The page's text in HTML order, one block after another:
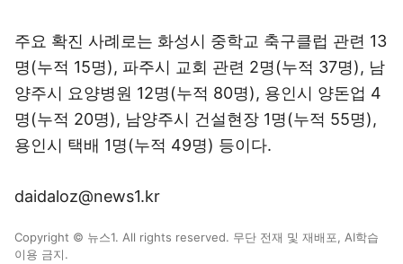
주요 확진 사례로는 화성시 중학교 축구클럽 관련 13
명(누적 15명), 파주시 교회 관련 2명(누적 37명), 남
양주시 요양병원 12명(누적 80명), 용인시 양돈업 4
명(누적 20명), 남양주시 건설현장 1명(누적 55명),
용인시 택배 1명(누적 49명) 등이다.
daidaloz@news1.kr
Copyright © 뉴스1. All rights reserved. 무단 전재 및 재배포, AI학습
이용 금지.